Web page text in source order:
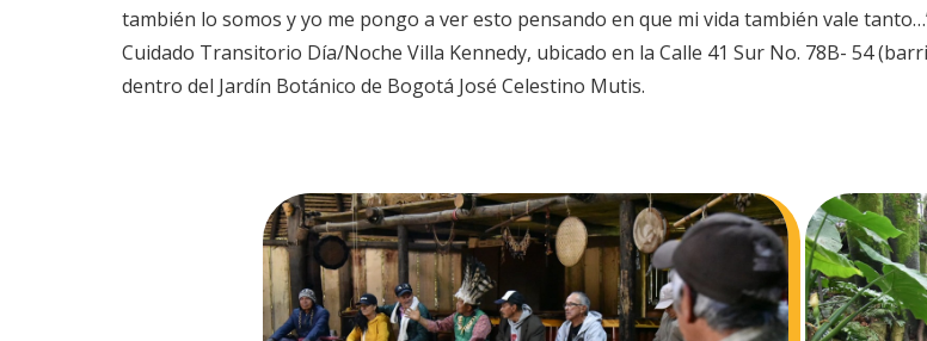
también lo somos y yo me pongo a ver esto pensando en que mi vida también vale
Cuidado Transitorio Día/Noche Villa Kennedy, ubicado en la Calle 41 Sur No. 78B- 54
dentro del Jardín Botánico de Bogotá José Celestino Mutis.